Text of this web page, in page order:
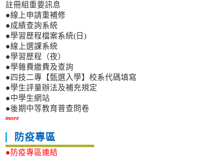
註冊組重要訊息
●線上申請重補修
●成績查詢系統
●學習歷程檔案系統(日)
●線上選課系統
●學習歷程（夜）
●學雜費繳費及查詢
●四技二專【甄選入學】校系代碼填寫
●學生評量辦法及補充規定
●中學生網站
●後期中等教育普查問卷
more
防疫專區
●防疫專區連結